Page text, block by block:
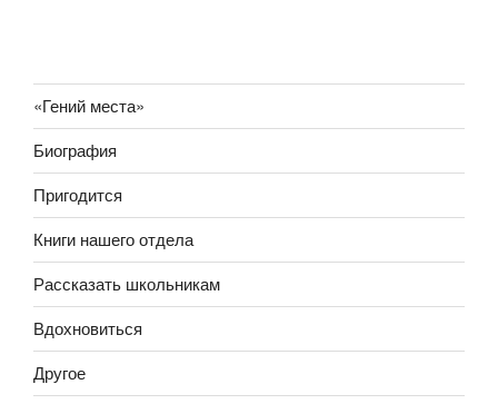
«Гений места»
Биография
Пригодится
Книги нашего отдела
Рассказать школьникам
Вдохновиться
Другое